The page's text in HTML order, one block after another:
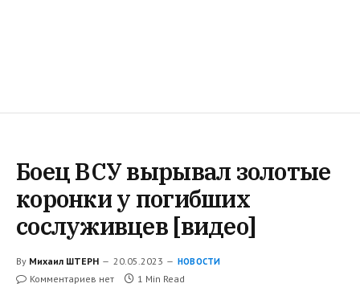
Боец ВСУ вырывал золотые
коронки у погибших
сослуживцев [видео]
By Михаил ШТЕРН 20.05.2023 НОВОСТИ
Комментариев нет 1 Min Read